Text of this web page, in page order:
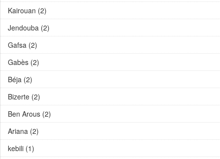
Kairouan (2)
Jendouba (2)
Gafsa (2)
Gabès (2)
Béja (2)
Bizerte (2)
Ben Arous (2)
Ariana (2)
kebili (1)